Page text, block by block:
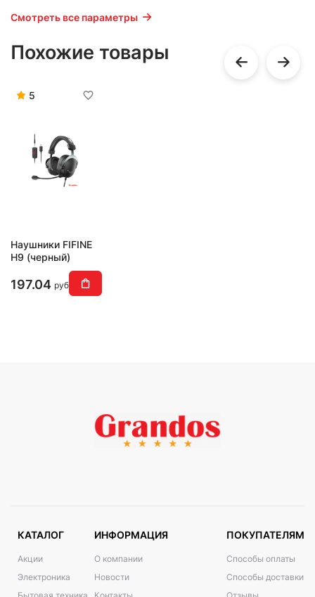
Смотреть все параметры
Похожие товары
5
Наушники FIFINE
H9 (черный)
197.04 руб
КАТАЛОГ
Акции
Электроника
ИНФОРМАЦИЯ
О компании
Новости
ПОКУПАТЕЛЯМ
Способы оплаты
Способы доставки